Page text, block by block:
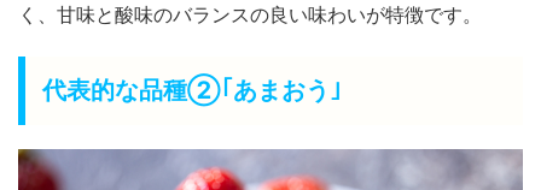
く、甘味と酸味のバランスの良い味わいが特徴です。
代表的な品種②｢あまおう｣